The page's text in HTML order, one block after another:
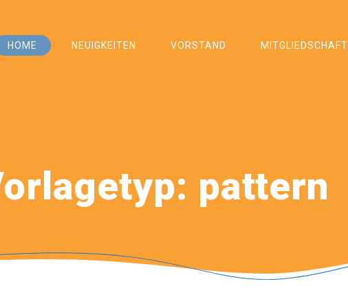
HOME NEUIGKEITEN VORSTAND MITGLIEDSCHAFT
pattern